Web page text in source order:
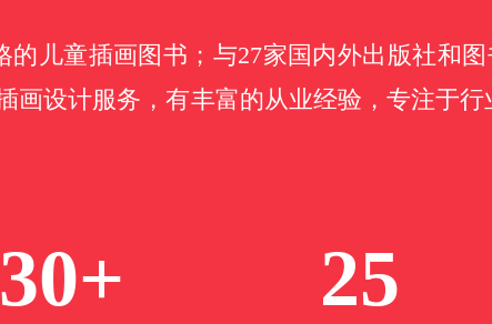
的儿童插画图书；与27家国内外出版社和
画设计服务，有丰富的从业经验，专注于行
25
30+